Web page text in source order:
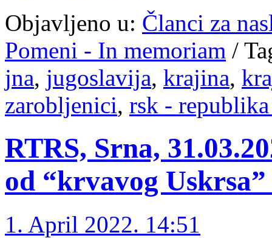
Objavljeno u: Članci za
Pomeni - In memoriam /
jna, jugoslavija, krajina,
zarobljenici, rsk -
RTRS, Srna,
od “krvavog
1. April 2022. 14:51